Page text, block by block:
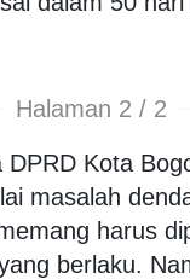
Halaman 2 / 2
DPRD Kota
masalah
harus
berlaku.